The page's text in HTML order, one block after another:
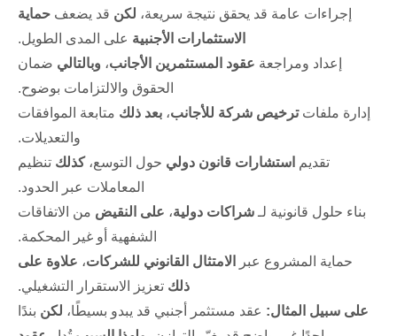
إجراءات عامة قد يحقق نتيجة سريعة، لكن قد يضعف حماية
الاستثمارات الأجنبية على المدى الطويل.
إعداد ومراجعة عقود المستثمرين الأجانب، وبالتالي ضمان
الحقوق والالتزامات بوضوح.
إدارة ملفاتترخيص شركة للأجانب، بعد ذلك متابعة الموافقات
والتعديلات.
تقديم استشارات قانون دولي حول التوسع،كذلك تنظيم
المعاملات عبر الحدود.
بناء حلول قانونية لـ شراكات دولية، على النقيض من الاتفاقات
الشفهية أو غير المحكمة.
حماية المشروع عبر
الامتثال القانوني للشركات، علاوة على
ذلك تعزيز الاستقرار التشغيلي.
على سبيل المثال: عقد مستثمر أجنبي قد يبدو بسيطًا، لكن بندًا